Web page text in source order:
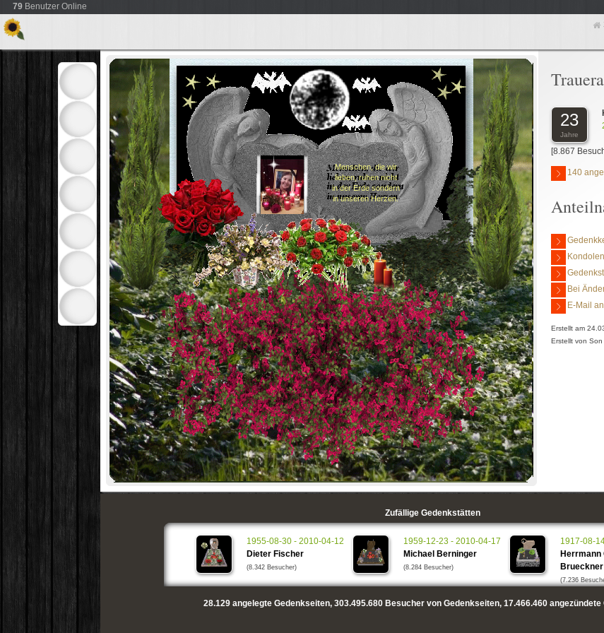
79 Benutzer Online
Menschen, die wir
lieben, ruhen nicht
in der Erde sondern
in unseren Herzen.
23
Jahre
[8.867
140
Bei
E-Mail
Erstellt am
Erstellt von Son
Zufällige Gedenkstätten
1955-08-30 - 2010-04-12
Dieter Fischer
(8.342 Besucher)
1959-12-23 - 2010-04-17
Michael Berninger
(8.284 Besucher)
1917-08-
Herrmann
Brueckner
(7.236
28.129angelegte Gedenkseiten, 303.495.680Besucher von Gedenkseiten, 17.466.460angezündete